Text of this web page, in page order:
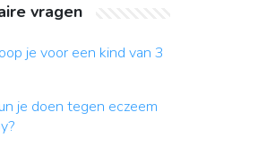
vragen
je voor een kind van 3
je doen tegen eczeem